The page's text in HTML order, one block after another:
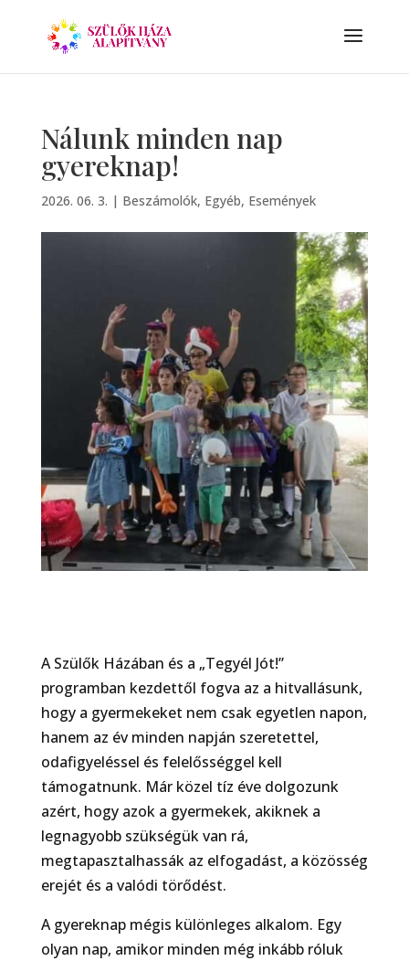
Nálunk minden nap
gyereknap!
2026. 06. 3. | Beszámolók, Egyéb, Események
A Szülők Házában és a „Tegyél Jót!”
programban kezdettől fogva az a hitvallásunk,
hogy a gyermekeket nem csak egyetlen napon,
hanem az év minden napján szeretettel,
odafigyeléssel és felelősséggel kell
támogatnunk. Már közel tíz éve dolgozunk
azért, hogy azok a gyermekek, akiknek a
legnagyobb szükségük van rá,
megtapasztalhassák az elfogadást, a közösség
erejét és a valódi törődést.
A gyereknap mégis különleges alkalom. Egy
olyan nap, amikor minden még inkább róluk